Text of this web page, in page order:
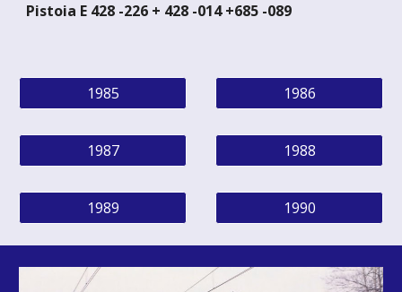
Pistoia E 428 -226 + 428 -014 +685 -089
1985
1987
1989
1986
1988
1990